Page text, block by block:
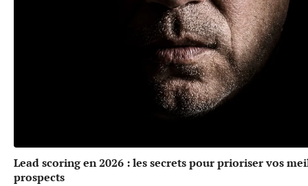
Lead scoring en 2026 : les secrets pour prioriser vos
prospects